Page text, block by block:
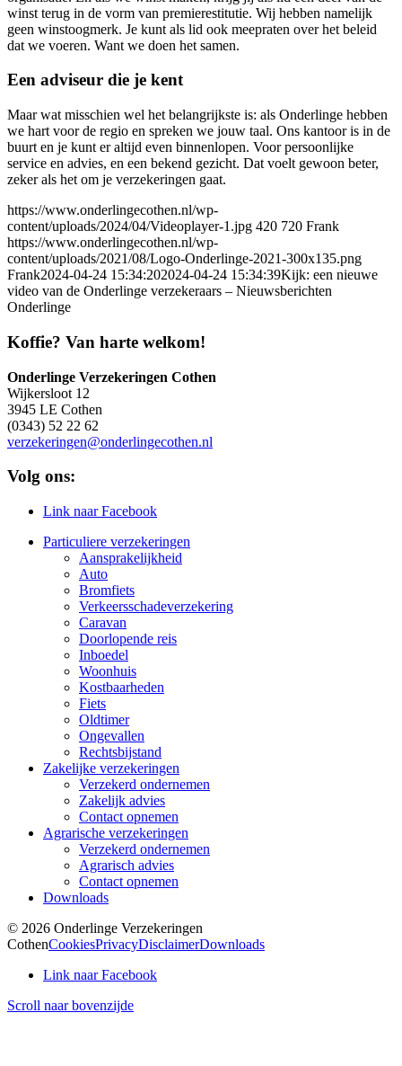
winst terug in de vorm van premierestitutie. Wij hebben namelijk
geen winstoogmerk. Je kunt als lid ook meepraten over het beleid
dat we voeren. Want we doen het samen.
Een adviseur die je kent
Maar wat misschien wel het belangrijkste is: als Onderlinge hebben
we hart voor de regio en spreken we jouw taal. Ons kantoor is in de
buurt en je kunt er altijd even binnenlopen. Voor persoonlijke
service en advies, en een bekend gezicht. Dat voelt gewoon beter,
zeker als het om je verzekeringen gaat.
https://www.onderlingecothen.nl/wp-
content/uploads/2024/04/Videoplayer-1.jpg 420 720 Frank
https://www.onderlingecothen.nl/wp-
content/uploads/2021/08/Logo-Onderlinge-2021-300x135.png
Frank2024-04-24 15:34:202024-04-24 15:34:39Kijk: een nieuwe
video van de Onderlinge verzekeraars – Nieuwsberichten
Onderlinge
Koffie? Van harte welkom!
Onderlinge Verzekeringen Cothen
Wijkersloot 12
3945 LE Cothen
(0343) 52 22 62
verzekeringen@onderlingecothen.nl
Volg ons:
Link naar Facebook
Particuliere verzekeringen
Aansprakelijkheid
Auto
Bromfiets
Verkeersschadeverzekering
Caravan
Doorlopende reis
Inboedel
Woonhuis
Kostbaarheden
Fiets
Oldtimer
Ongevallen
Rechtsbijstand
Zakelijke verzekeringen
Verzekerd ondernemen
Zakelijk advies
Contact opnemen
Agrarische verzekeringen
Verzekerd ondernemen
Agrarisch advies
Contact opnemen
Downloads
© 2026 Onderlinge Verzekeringen
CothenCookiesPrivacyDisclaimerDownloads
Link naar Facebook
Scroll naar bovenzijde